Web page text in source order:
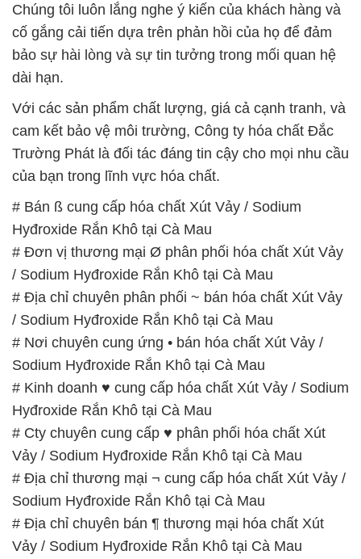
Chúng tôi luôn lắng nghe ý kiến của khách hàng và
cố gắng cải tiến dựa trên phản hồi của họ để đảm
bảo sự hài lòng và sự tin tưởng trong mối quan hệ
dài hạn.
Với các sản phẩm chất lượng, giá cả cạnh tranh, và
cam kết bảo vệ môi trường, Công ty hóa chất Đắc
Trường Phát là đối tác đáng tin cậy cho mọi nhu cầu
của bạn trong lĩnh vực hóa chất.
# Bán ß cung cấp hóa chất Xút Vảy / Sodium
Hyđroxide Rắn Khô tại Cà Mau
# Đơn vị thương mại Ø phân phối hóa chất Xút Vảy
/ Sodium Hyđroxide Rắn Khô tại Cà Mau
# Địa chỉ chuyên phân phối ~ bán hóa chất Xút Vảy
/ Sodium Hyđroxide Rắn Khô tại Cà Mau
# Nơi chuyên cung ứng • bán hóa chất Xút Vảy /
Sodium Hyđroxide Rắn Khô tại Cà Mau
# Kinh doanh ♥ cung cấp hóa chất Xút Vảy / Sodium
Hyđroxide Rắn Khô tại Cà Mau
# Cty chuyên cung cấp ♥ phân phối hóa chất Xút
Vảy / Sodium Hyđroxide Rắn Khô tại Cà Mau
# Địa chỉ thương mại ¬ cung cấp hóa chất Xút Vảy /
Sodium Hyđroxide Rắn Khô tại Cà Mau
# Địa chỉ chuyên bán ¶ thương mại hóa chất Xút
Vảy / Sodium Hyđroxide Rắn Khô tại Cà Mau